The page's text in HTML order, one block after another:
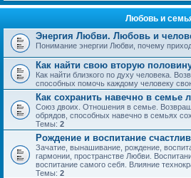
Любовь и
Энергия Любви. Любовь и
Понимание энергии Любви, почему
Как найти свою вторую
Как найти близкого по духу человека.
способных помочь каждому человеку
Как сохранить навечно в семье
Союз двоих. Отношения в семье.
обрядов, способных навечно в семьях
Темы: 2
Рождение и воспитание
Зачатие, вынашивание, рождение,
гармонии, пространстве Любви.
воспитание самого себя. Влияние
Темы: 2